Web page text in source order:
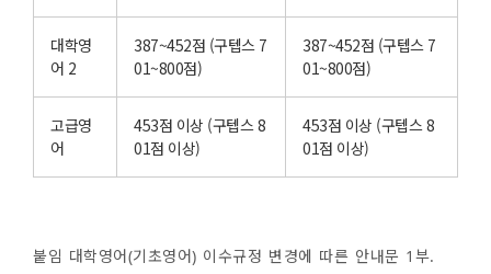
대학영
어 2
387~452점 (구텝스 7
01~800점)
387~452점 (구텝스 7
01~800점)
고급영
어
453점 이상 (구텝스 8
01점 이상)
453점 이상 (구텝스 8
01점 이상)
붙임 대학영어(기초영어) 이수규정 변경에 따른 안내문 1부.